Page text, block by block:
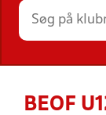
BEOF